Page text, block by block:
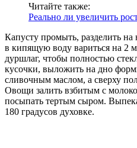
Читайте также:
Реально ли увеличить
Капусту промыть, разделить
в кипящую воду вариться на 2
дуршлаг, чтобы полностью
кусочки, выложить на дно
сливочным маслом, а сверху
Овощи залить взбитым с
посыпать тертым сыром.
180 градусов духовке.